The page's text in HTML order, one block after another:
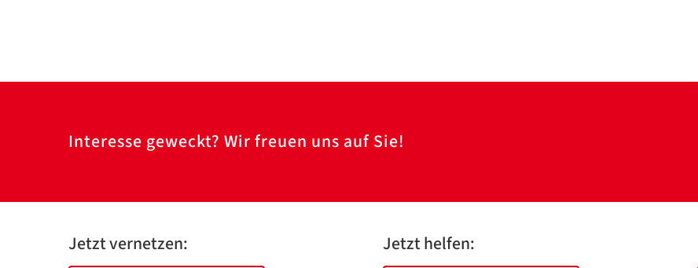
Interesse geweckt? Wir freuen uns auf Sie!
Jetzt vernetzen: Jetzt helfen: